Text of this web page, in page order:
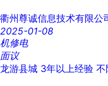
衢州尊诚信息技术有限公
2025-01-08
机修电
面议
龙游县城 3年以上经验 不